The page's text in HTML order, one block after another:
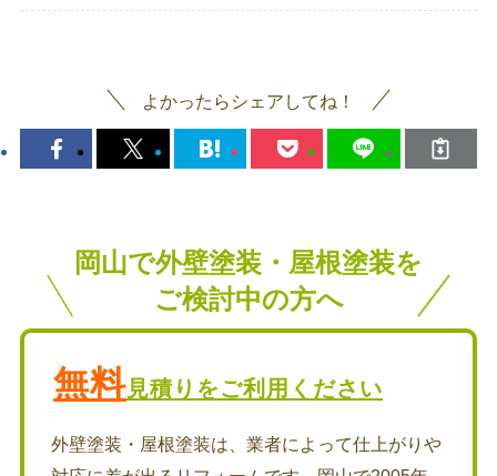
よかったらシェアしてね！
岡山で外壁塗装・屋根塗装を
ご検討中の方へ
無料見積りをご利用ください
外壁塗装・屋根塗装は、業者によって仕上がりや